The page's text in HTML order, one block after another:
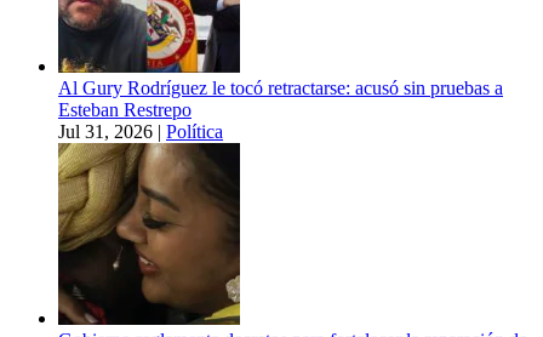
Al Gury Rodríguez le tocó retractarse: acusó sin pruebas a
Esteban Restrepo
Jul 31, 2026 | Política